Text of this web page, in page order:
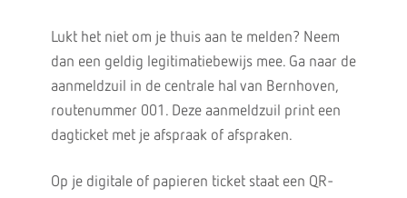
Lukt het niet om je thuis aan te melden? Neem
dan een geldig legitimatiebewijs mee. Ga naar de
aanmeldzuil in de centrale hal van Bernhoven,
routenummer 001. Deze aanmeldzuil print een
dagticket met je afspraak of afspraken.
Op je digitale of papieren ticket staat een QR-